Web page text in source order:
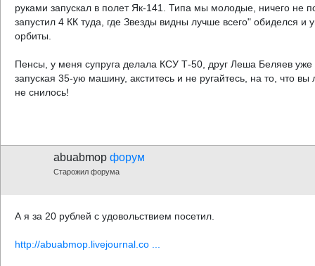
руками запускал в полет Як-141. Типа мы молодые, ничего не
запустил 4 КК туда, где Звезды видны лучше всего" обиделся
орбиты.
Пенсы, у меня супруга делала КСУ Т-50, друг Леша Беляев уже
запуская 35-ую машину, акститесь и не ругайтесь, на то, что
не снилось!
abuabmop форум
Старожил форума
А я за 20 рублей с удовольствием посетил.
http://abuabmop.livejournal.co ...